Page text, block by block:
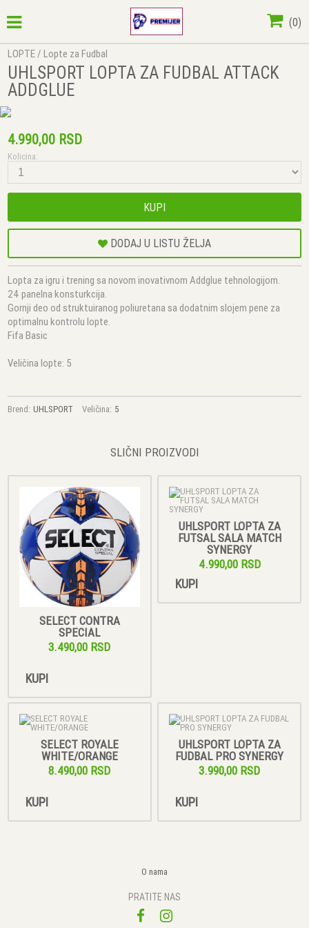
(0)
LOPTE/Lopte za Fudbal
UHLSPORT LOPTA ZA FUDBAL ATTACK
ADDGLUE
4.990,00 RSD
Kolicina:
KUPI
DODAJ U LISTU ŽELJA
Lopta za igru i trening sa novom inovativnom Addglue tehnologijom.
24 panelna konsturkcija.
Gornji deo od struktuiranog poliuretana sa dodatnim slojem pene za
optimalnu kontrolu lopte.
Fifa Basic
Veličina lopte: 5
Brend: UHLSPORT Veličina: 5
SLIČNI PROIZVODI
SELECT CONTRA
SPECIAL
3.490,00 RSD
KUPI
UHLSPORT LOPTA ZA
FUTSAL SALA MATCH
SYNERGY
4.990,00 RSD
KUPI
SELECT ROYALE
WHITE/ORANGE
8.490,00 RSD
KUPI
UHLSPORT LOPTA ZA
FUDBAL PRO SYNERGY
3.990,00 RSD
KUPI
O nama
PRATITE NAS